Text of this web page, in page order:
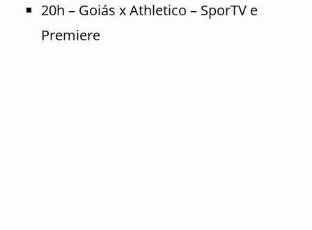
20h – Goiás x Athletico – SporTV e
Premiere